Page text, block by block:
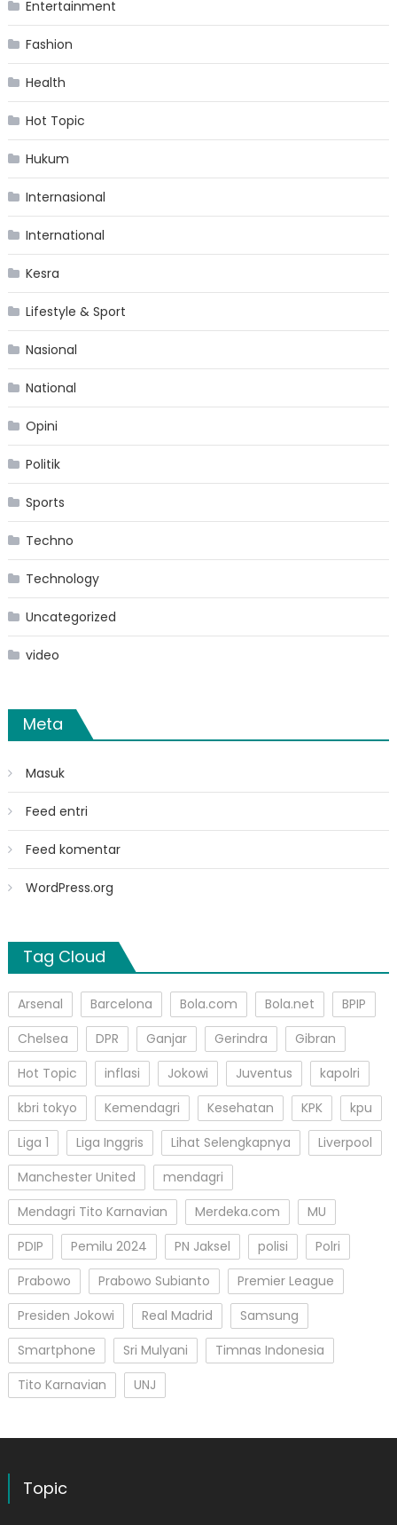
Entertainment
Fashion
Health
Hot Topic
Hukum
Internasional
International
Kesra
Lifestyle & Sport
Nasional
National
Opini
Politik
Sports
Techno
Technology
Uncategorized
video
Meta
Masuk
Feed entri
Feed komentar
WordPress.org
Tag Cloud
Arsenal Barcelona Bola.com Bola.net
BPIP
Chelsea
DPR Ganjar Gerindra
Gibran
Hot Topic
inflasi Jokowi Juventus
kapolri
kbri tokyo
Kemendagri Kesehatan KPK
kpu
Liga 1
Liga Inggris Lihat Selengkapnya
Liverpool
Manchester United
mendagri
Mendagri Tito Karnavian
Merdeka.com
MU
PDIP
Pemilu 2024 PN Jaksel polisi
Polri
Prabowo
Prabowo Subianto
Premier League
Presiden Jokowi
Real Madrid
Samsung
Smartphone
Sri Mulyani
Timnas Indonesia
Tito Karnavian
UNJ
Topic